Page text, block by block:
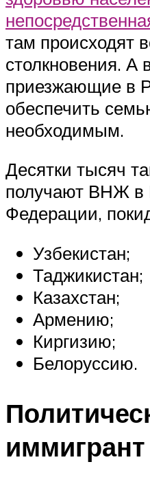
там происходят
столкновения. А
приезжающие в
обеспечить
необходимым.
Десятки тысяч
получают ВНЖ в
Федерации,
Узбекистан;
Таджикистан;
Казахстан;
Армению;
Киргизию;
Белоруссию.
иммигрант